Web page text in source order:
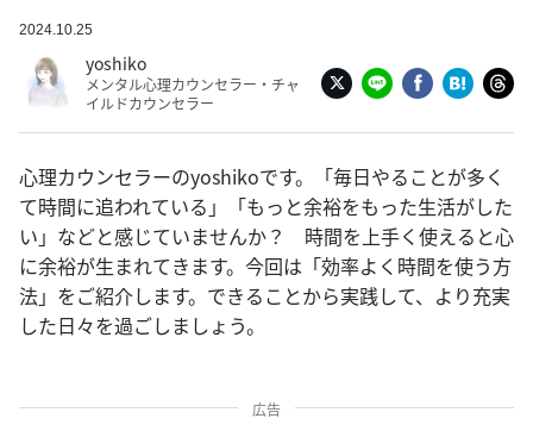
2024.10.25
yoshiko
メンタル心理カウンセラー・チャ
イルドカウンセラー
心理カウンセラーのyoshikoです。「毎日やることが多く
て時間に追われている」「もっと余裕をもった生活がした
い」などと感じていませんか？ 時間を上手く使えると心
に余裕が生まれてきます。今回は「効率よく時間を使う方
法」をご紹介します。できることから実践して、より充実
した日々を過ごしましょう。
広告